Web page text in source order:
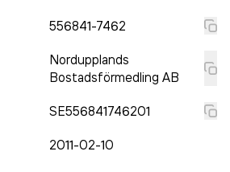
556841-7462
Nordupplands
Bostadsförmedling AB
SE556841746201
2011-02-10